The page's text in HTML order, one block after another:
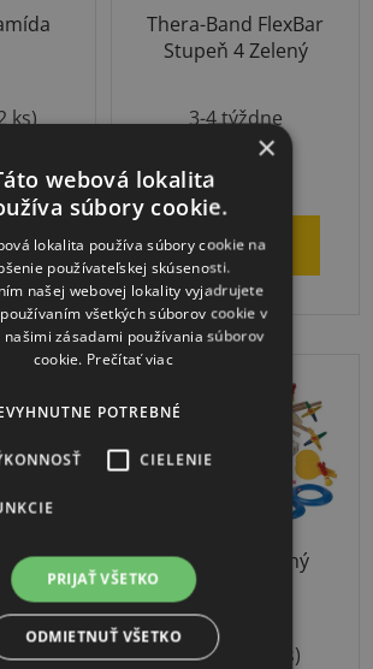
ks)
Thera-Band FlexBar
Stupeň 4 Zelený
hodnotenie
produktu
5
hviezdičiek.
3-4 týždne
€35,88
DO KOŠÍKA
5D s
Relaxačný herný
školský set
Skladom (1 ks)
×
webová lokalita
súbory cookie.
lokalita používa súbory cookie na
používateľskej skúsenosti.
našej webovej lokality vyjadrujete
všetkých súborov cookie v
našimi zásadami používania súborov
cookie. Prečítať viac
POTREBNÉ
CIELENIE
PRIJAŤ VŠETKO
ODMIETNUŤ VŠETKO